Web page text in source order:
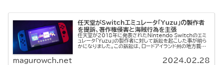
任天堂がSwitchエミュレータ「Yuzu」の製作者
を提訴、著作権侵害と海賊行為を主張
任天堂が2018年に発表されたNintendo Switchのエミ
ュレータ「Yuzu」の製作者に対して訴訟を起こした事が明ら
かになりました。この訴訟は、ロードアイランド州の地方裁判
magurowch.net 2024.02.28